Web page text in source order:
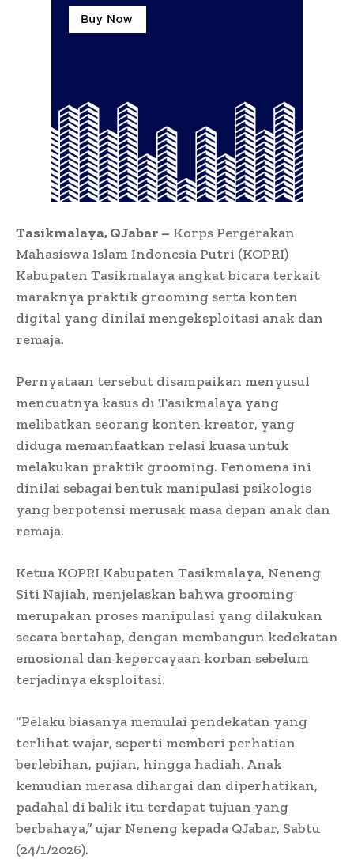
Tasikmalaya, QJabar – Korps Pergerakan
Mahasiswa Islam Indonesia Putri (KOPRI)
Kabupaten Tasikmalaya angkat bicara terkait
maraknya praktik grooming serta konten
digital yang dinilai mengeksploitasi anak dan
remaja.
Pernyataan tersebut disampaikan menyusul
mencuatnya kasus di Tasikmalaya yang
melibatkan seorang konten kreator, yang
diduga memanfaatkan relasi kuasa untuk
melakukan praktik grooming. Fenomena ini
dinilai sebagai bentuk manipulasi psikologis
yang berpotensi merusak masa depan anak dan
remaja.
Ketua KOPRI Kabupaten Tasikmalaya, Neneng
Siti Najiah, menjelaskan bahwa grooming
merupakan proses manipulasi yang dilakukan
secara bertahap, dengan membangun kedekatan
emosional dan kepercayaan korban sebelum
terjadinya eksploitasi.
“Pelaku biasanya memulai pendekatan yang
terlihat wajar, seperti memberi perhatian
berlebihan, pujian, hingga hadiah. Anak
kemudian merasa dihargai dan diperhatikan,
padahal di balik itu terdapat tujuan yang
berbahaya,” ujar Neneng kepada QJabar, Sabtu
(24/1/2026).